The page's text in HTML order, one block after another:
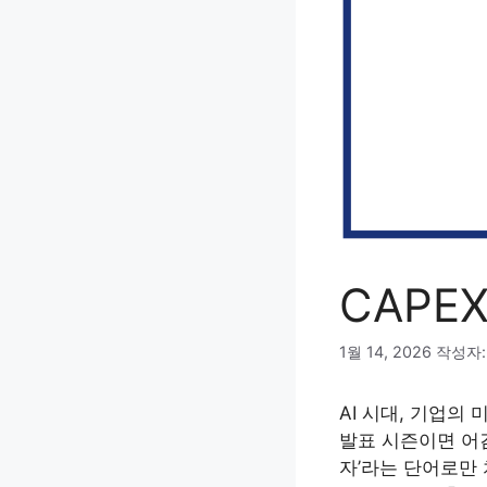
1월 14, 2026 작성
AI 시대, 기업의
발표 시즌이면 어
자’라는 단어로